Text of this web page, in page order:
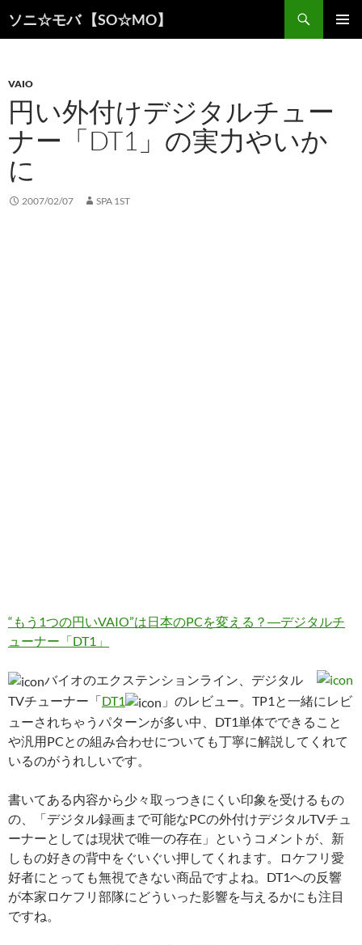
ソニ☆モバ 【SO☆MO】
索
ン
ツ
ス
キ
ッ
プ
VAIO
円い外付けデジタルチュー
ナー「DT1」の実力やいか
に
2007/02/07 SPA 1ST
“もう1つの円いVAIO”は日本のPCを変える？―デジタルチ
ューナー「DT1」
バイオのエクステンションライン、デジタル
TVチューナー「DT1
」のレビュー。TP1と一緒にレビ
ューされちゃうパターンが多い中、DT1単体でできること
や汎用PCとの組み合わせについても丁寧に解説してくれて
いるのがうれしいです。
書いてある内容から少々取っつきにくい印象を受けるもの
の、「デジタル録画まで可能なPCの外付けデジタルTVチュ
ーナーとしては現状で唯一の存在」というコメントが、新
しもの好きの背中をぐいぐい押してくれます。ロケフリ愛
好者にとっても無視できない商品ですよね。DT1への反響
が本家ロケフリ部隊にどういった影響を与えるかにも注目
ですね。